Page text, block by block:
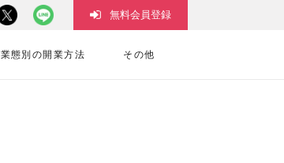
業態別の開業方法 その他
無料会員登録